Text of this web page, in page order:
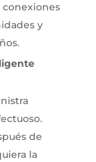
conexiones
y
de
la